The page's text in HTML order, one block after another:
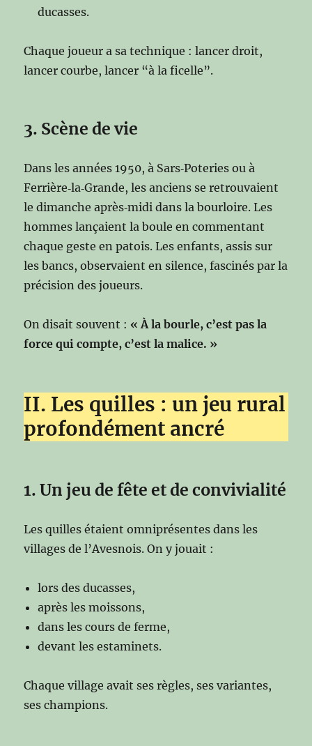
ducasses.
Chaque joueur a sa technique : lancer droit,
lancer courbe, lancer “à la ficelle”.
3. Scène de vie
Dans les années 1950, à Sars‑Poteries ou à
Ferrière‑la‑Grande, les anciens se retrouvaient
le dimanche après‑midi dans la bourloire. Les
hommes lançaient la boule en commentant
chaque geste en patois. Les enfants, assis sur
les bancs, observaient en silence, fascinés par la
précision des joueurs.
On disait souvent : « À la bourle, c’est pas la
force qui compte, c’est la malice. »
II. Les quilles : un jeu rural
profondément ancré
1. Un jeu de fête et de convivialité
Les quilles étaient omniprésentes dans les
villages de l’Avesnois. On y jouait :
lors des ducasses,
après les moissons,
dans les cours de ferme,
devant les estaminets.
Chaque village avait ses règles, ses variantes,
ses champions.